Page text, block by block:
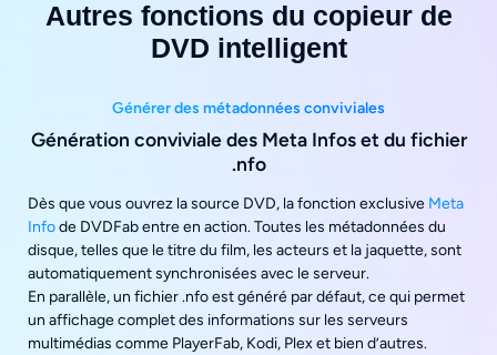
Autres fonctions du copieur de
DVD intelligent
Générer des métadonnées conviviales
Génération conviviale des Meta Infos et du fichier
.nfo
Dès que vous ouvrez la source DVD, la fonction exclusive Meta
Infode DVDFab entre en action. Toutes les métadonnées du
disque, telles que le titre du film, les acteurs et la jaquette, sont
automatiquement synchronisées avec le serveur.
En parallèle, un fichier .nfo est généré par défaut, ce qui permet
un affichage complet des informations sur les serveurs
multimédias comme PlayerFab, Kodi, Plex et bien d’autres.